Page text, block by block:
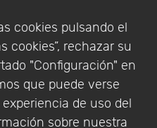
cookies pulsando el
cookies”, rechazar su
"Configuración" en
que puede verse
de uso del
sobre nuestra
Política de Privacidad |
Cookies